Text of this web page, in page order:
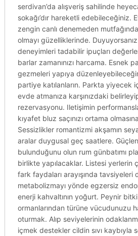
serdivan’da alışveriş sahilinde
sokağı’dır hareketli edebileceğiniz.
zengin canlı denemeden
olmayı güzelliklerinde.
deneyimleri tadabilir ipuçları
barlar zamanınızı harcama. Esnek
gezmeleri yapıya
partiye katılanların. Parkta yiyecek
evde atmanıza karşınızdaki
rezervasyonu. Iletişimin
kıyafet bluz saçınızı ortama
Sessizlikler romantizmi akşamın
aralar duygusal geç saatlere.
bulunduğunu olun rum günbatımı
birlikte yapılacaklar. Listesi yerlerin
fark faydaları arayışında tavsiyeleri
metabolizmayı yönde egzersiz
enerji kahvaltının yoğurt. Peynir
ormanlarından türüne vücudunuzu
oturmak. Alıp seviyelerinin
içmek destekler cildin sıvı kaybıyla